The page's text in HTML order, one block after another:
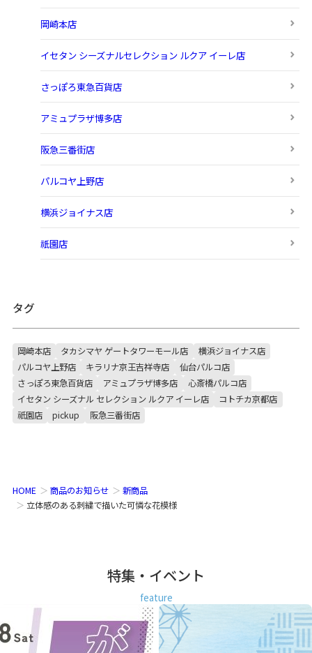
岡崎本店
イセタン シーズナルセレクション ルクア イーレ店
さっぽろ東急百貨店
アミュプラザ博多店
阪急三番街店
パルコヤ上野店
横浜ジョイナス店
祇園店
タグ
岡崎本店 タカシマヤ ゲートタワーモール店
横浜ジョイナス店
パルコヤ上野店
キラリナ京王吉祥寺店
仙台パルコ店
さっぽろ東急百貨店
アミュプラザ博多店
心斎橋パルコ店
イセタン シーズナル セレクション ルクア イーレ店
コトチカ京都店
祇園店
pickup 阪急三番街店
HOME 商品のお知らせ
新商品
立体感のある刺繍で描いた可憐な花模様
特集・イベント
feature